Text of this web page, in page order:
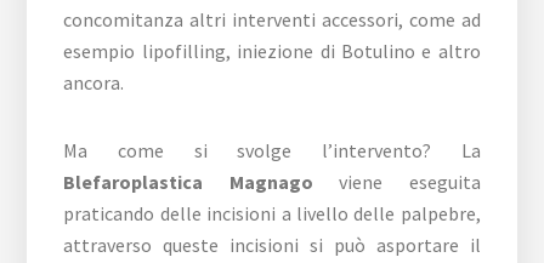
concomitanza altri interventi accessori, come ad
esempio lipofilling, iniezione di Botulino e altro
ancora.
Ma come si svolge l’intervento? La
Blefaroplastica Magnago viene eseguita
praticando delle incisioni a livello delle palpebre,
attraverso queste incisioni si può asportare il